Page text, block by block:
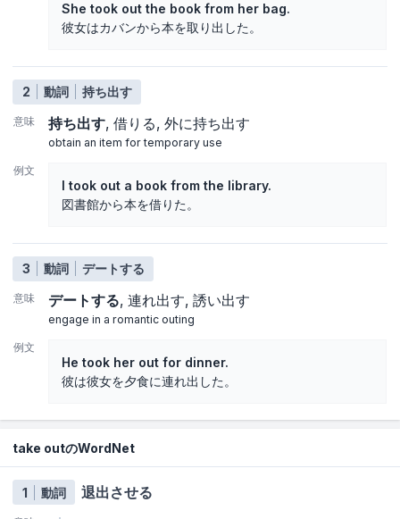
She took out the book from her bag.
彼女はカバンから本を取り出した。
2 動詞 持ち出す
意味 持ち出す 借りる 外に持ち出す
obtain an item for temporary use
例文
I took out a book from the library.
図書館から本を借りた。
3 動詞 デートする
意味 デートする 連れ出す 誘い出す
engage in a romantic outing
例文
He took her out for dinner.
彼は彼女を夕食に連れ出した。
take outのWordNet
1 動詞 退出させる